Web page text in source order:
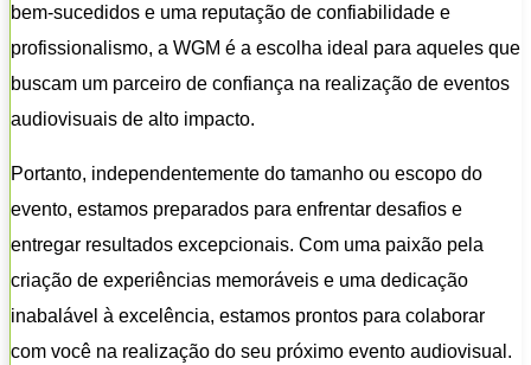
bem-sucedidos e uma reputação de confiabilidade e
profissionalismo, a WGM é a escolha ideal para aqueles que
buscam um parceiro de confiança na realização de eventos
audiovisuais de alto impacto.
Portanto, independentemente do tamanho ou escopo do
evento, estamos preparados para enfrentar desafios e
entregar resultados excepcionais. Com uma paixão pela
criação de experiências memoráveis e uma dedicação
inabalável à excelência, estamos prontos para colaborar
com você na realização do seu próximo evento audiovisual.